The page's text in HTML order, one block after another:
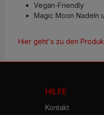
Vegan-Friendly
Magic Moon Nadeln
Hier geht's zu den
HILFE
Kontakt